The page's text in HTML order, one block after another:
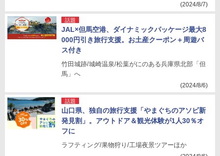
(2024/8/7)
話題
JAL×但馬空港、ダイナミックパッケージ最大8
000円引き旅行支援。お土産クーポン＋周遊バ
ス付き
竹田城跡/城崎温泉/松葉がにのある兵庫県北部「但
馬」へ
(2024/8/6)
話題
山口県、独自の旅行支援「やまぐちのアソビ新
発見割」。アウトドア＆観光体験が1人30％オ
フに
ラフティング/果物狩り/工場夜景ツアーほか